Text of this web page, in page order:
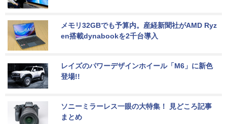
メモリ32GBでも予算内。産経新聞社がAMD Ryz
en搭載dynabookを2千台導入
レイズのパワーデザインホイール「M6」に新色
登場!!
ソニーミラーレス一眼の大特集！ 見どころ記事
まとめ